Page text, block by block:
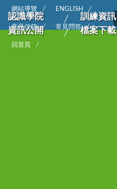
網站導覽 ENGLISH
意見信箱 常見問答
回首頁
認識學院 訓練資訊
資訊公開
檔案下載